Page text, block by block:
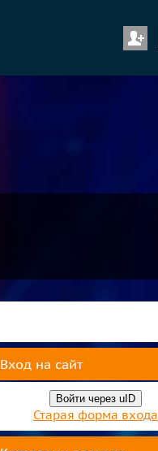
Вход на сайт
Войти через uID
Старая форма входа